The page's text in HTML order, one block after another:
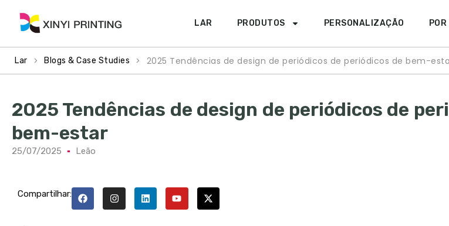
LAR PRODUTOS PERSONALIZAÇÃO
Lar > Blogs & Case Studies > 2025 Tendências de design de periódicos de periódicos de bem-
2025 Tendências de design de periódicos de
bem-estar
25/07/2025 Leão
Compartilhar: